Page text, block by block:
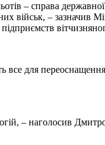
– справа
військ, – зазначив
підприємств
для
– наголосив